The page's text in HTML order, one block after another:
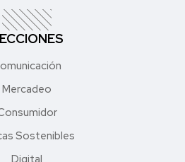
Mercadeo
Sostenibles
Digital